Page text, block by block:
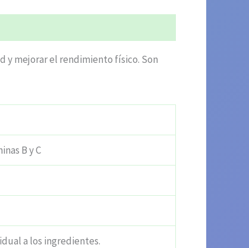
y mejorar el rendimiento físico. Son
B y C
a los ingredientes.